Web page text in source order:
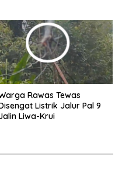
Rawas Tewas
Listrik Jalur Pal 9
Liwa-Krui